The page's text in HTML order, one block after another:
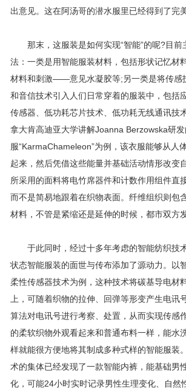
出意见。这在阿汤哥的潜水服里已经得到了完
那末，这服装是如何实现“智能”的呢?目前
法：一类是用智能服装材料，包括形状记忆材
材料和刺激——意见水凝胶等;另一类是将传感
和音信技术引入人们日常穿着的服装中，包括
传感器、低功耗芯片技术、低功耗无线通讯技
拿大肯高迪亚大学讲解Joanna Berzowska研
服“KarmaChameleon”为例，该衣服能够从人
起来，然后凭借这些能量并基础活动情形改变
所采用的面料将电竹席器件和计数作用组件直
而不是简易地跟着在织物表面。纤维组织则包
材料，不管是紧缩还是延伸的时候，都市双方
于此同时，经过十多年考虑的智能纺织技
状态智能服装的面世与传布添加了源动力。以
柔性传感器技术为例，这种技术将碳基导电材
上，可随着织物的拉伸、回弹等形变产生电讯
算法对电讯号进行考察、处置，从而实现传感
的柔软织物外观看起来和普通布料一样，能水
样就能很方便地将其制成多种式样的智能服装
术的集体已经发现了一款智能内裤，能基础男
化，可能24小时实时记录男性生理变化、自然